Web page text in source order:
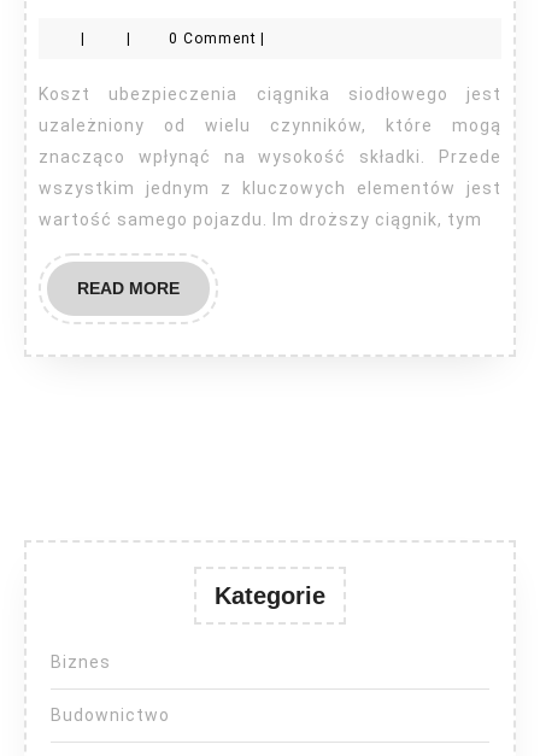
ciągnika
siodłowego
0 Comment
Koszt ubezpieczenia ciągnika siodłowego jest
uzależniony od wielu czynników, które mogą
znacząco wpłynąć na wysokość składki. Przede
wszystkim jednym z kluczowych elementów jest
wartość samego pojazdu. Im droższy ciągnik, tym
READ MOREREAD
MORE
Kategorie
Biznes
Budownictwo